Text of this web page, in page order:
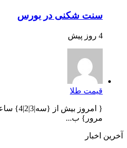
سنت شکنی در بورس
4 روز پیش
قیمت طلا
{ امروز
مرور} ب...
آخرین اخبار